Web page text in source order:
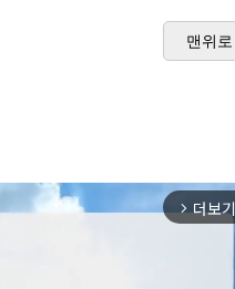
맨위로
arrow_forward_ios 더보기